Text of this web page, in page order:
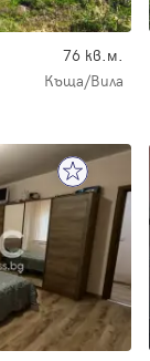
76 кв.м.
Къща/Вила